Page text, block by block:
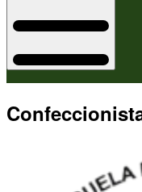
Galería